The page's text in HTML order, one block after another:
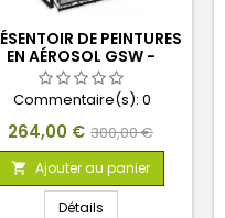
DE PEINTURES
EN AÉROSOL GSW -
APPRÊTS (32 SPRAYS)
Commentaire(s): 0
Prix
264,00 € Prix
de
base
300,00 €
 Ajouter au panier
Détails